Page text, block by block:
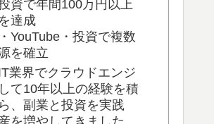
資で年間100万円以上
達成
YouTube・投資で複数
を確立
業界でクラウドエンジ
て10年以上の経験を積
、副業と投資を実践